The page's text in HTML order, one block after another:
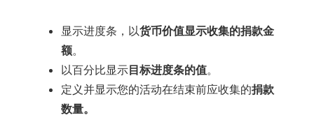
显示进度条，以货币价值显示收集的捐款金
额。
以百分比显示目标进度条的值。
定义并显示您的活动在结束前应收集的捐款
数量。